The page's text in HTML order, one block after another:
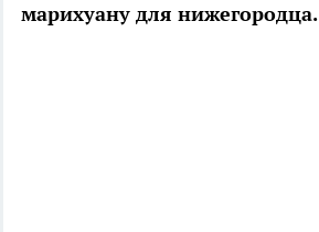
марихуану для нижегородца.